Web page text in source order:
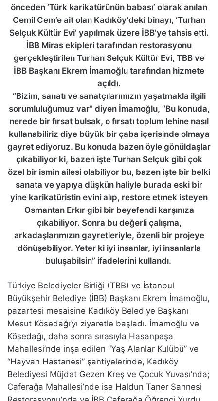
önceden ‘Türk karikatürünün babası’ olarak anılan
Cemil Cem’e ait olan Kadıköy’deki binayı, ‘Turhan
Selçuk Kültür Evi’ yapılmak üzere İBB’ye tahsis etti.
İBB Miras ekipleri tarafından restorasyonu
gerçekleştirilen Turhan Selçuk Kültür Evi, TBB ve
İBB Başkanı Ekrem İmamoğlu tarafından hizmete
açıldı.
“Bizim, sanatı ve sanatçılarımızın yaşatmakla ilgili
sorumluluğumuz var” diyen İmamoğlu, “Bu konuda,
nerede bir fırsat bulsak, o fırsatı toplum lehine nasıl
kullanabiliriz diye büyük bir çaba içerisinde olmaya
gayret ediyoruz. Bu konuda bazen öyle gönüldaşlar
çıkabiliyor ki, bazen işte Turhan Selçuk gibi çok
özel bir ismin ailesi olabiliyor bu, bazen işte bir belki
sanata ve yapıya düşkün haliyle burada eski bir
yine karikatüristin evini alıp, restore etmek isteyen
Osmantan Erkır gibi bir beyefendi karşınıza
çıkabiliyor. Sonra bu değerli çalışma,
arkadaşlarımızın gayretleriyle, özenli bir projeye
dönüşebiliyor. Yeter ki iyi insanlar, iyi insanlarla
buluşabilsin” ifadelerini kullandı.
Türkiye Belediyeler Birliği (TBB) ve İstanbul
Büyükşehir Belediye (İBB) Başkanı Ekrem İmamoğlu,
pazartesi mesaisine Kadıköy Belediye Başkanı
Mesut Kösedağı’yı ziyaretle başladı. İmamoğlu ve
Kösedağı, daha sonra sırasıyla Hasanpaşa
Mahallesi’nde inşa edilen “Yaş Alanlar Kulübü” ve
“Hayvan Hastanesi” şantiyelerinde, Kadıköy
Belediyesi Müjdat Gezen Kreş ve Çocuk Yuvası’nda;
Caferağa Mahallesi’nde ise Haldun Taner Sahnesi